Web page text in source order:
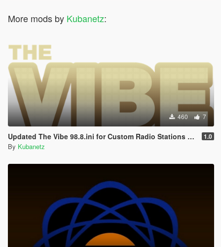
More mods by Kubanetz:
460 7
Updated The Vibe 98.8.ini for Custom Radio Stations by stillhere 1.0
By Kubanetz